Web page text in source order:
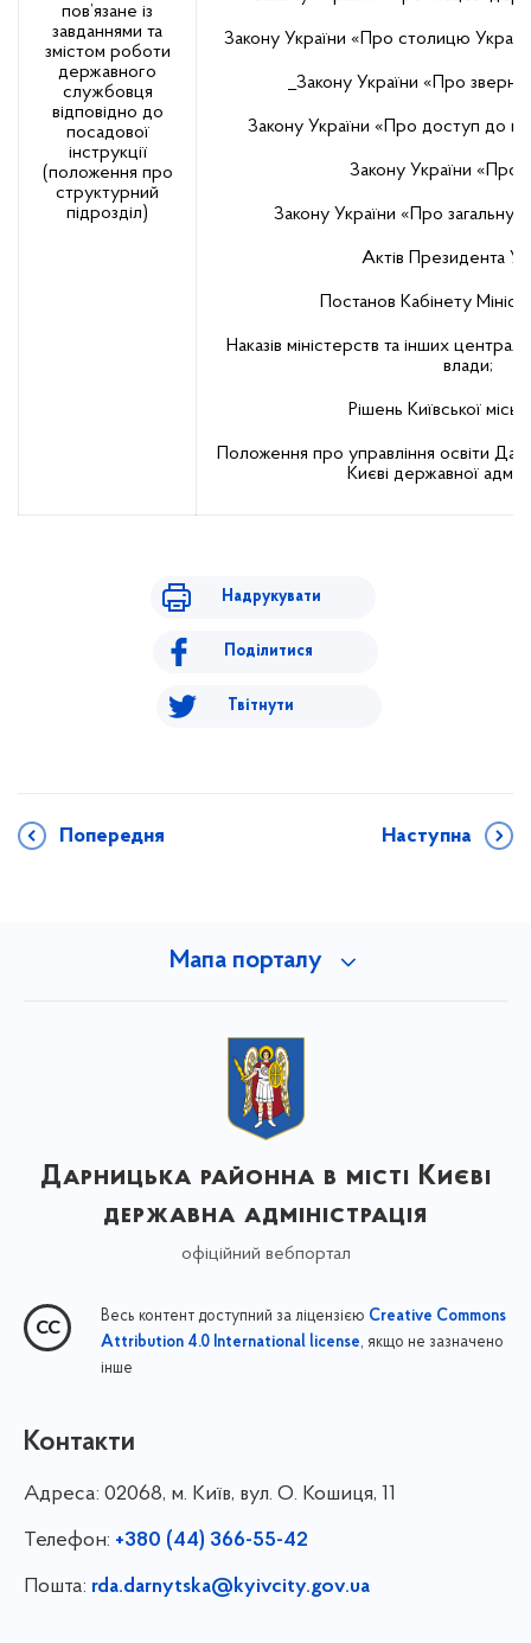
пов’язане із
завданнями та
змістом роботи
державного
службовця
відповідно до
посадової
інструкції
(положення про
структурний
підрозділ)
Закону України «Про столицю
_Закону України «Про
Закону України «Про доступ до
Закону України «Про
Закону України «Про загальну
Актів Президента
Постанов Кабінету
Наказів міністерств та інших
влади;
Рішень Київської
Положення про управління освіти
Києві державної
Надрукувати
Поділитися
Твітнути
Попередня Наступна
Мапа порталу
Дарницька районна в місті Києві
державна адміністрація
офіційний вебпортал
Весь контент доступний за ліцензією Creative Commons
Attribution 4.0 International license, якщо не зазначено
інше
Контакти
Адреса: 02068, м. Київ, вул. О. Кошиця, 11
Телефон: +380 (44) 366-55-42
Пошта: rda.darnytska@kyivcity.gov.ua